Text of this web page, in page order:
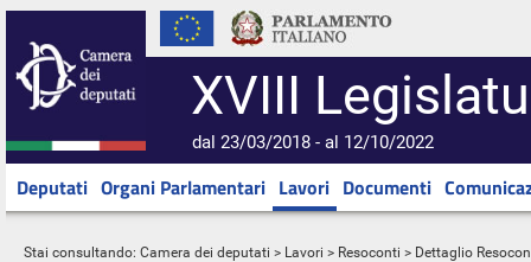
XVIII
dal 23/03/2018 - al 12/10/2022
Deputati Organi Parlamentari Lavori Documenti
Stai consultando: Camera dei deputati > Lavori > Resoconti > Dettaglio